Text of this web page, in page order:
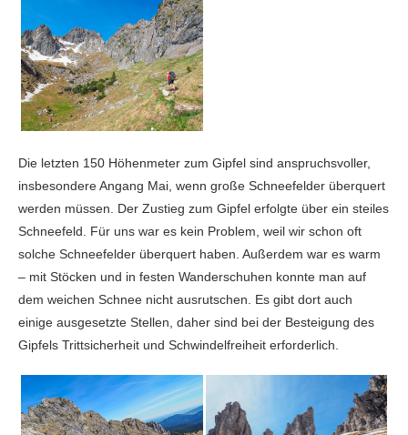
Die letzten 150 Höhenmeter zum Gipfel sind anspruchsvoller,
insbesondere Angang Mai, wenn große Schneefelder überquert
werden müssen. Der Zustieg zum Gipfel erfolgte über ein steiles
Schneefeld. Für uns war es kein Problem, weil wir schon oft
solche Schneefelder überquert haben. Außerdem war es warm
– mit Stöcken und in festen Wanderschuhen konnte man auf
dem weichen Schnee nicht ausrutschen. Es gibt dort auch
einige ausgesetzte Stellen, daher sind bei der Besteigung des
Gipfels Trittsicherheit und Schwindelfreiheit erforderlich.